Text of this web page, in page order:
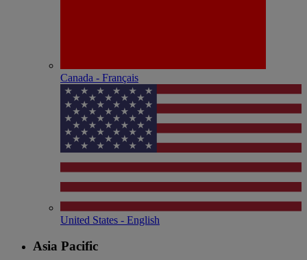
Canada - Français
United States - English
Asia Pacific